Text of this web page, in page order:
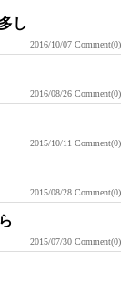
し
2016/10/07 Comment(0)
2016/08/26 Comment(0)
2015/10/11 Comment(0)
2015/08/28 Comment(0)
2015/07/30 Comment(0)